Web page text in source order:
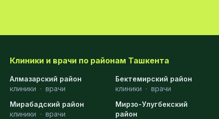
Клиники и врачи по районам Ташкента
Алмазарский район
клиники · врачи
Бектемирский район
клиники · врачи
Мирабадский район
клиники · врачи
Мирзо-Улугбекский
район